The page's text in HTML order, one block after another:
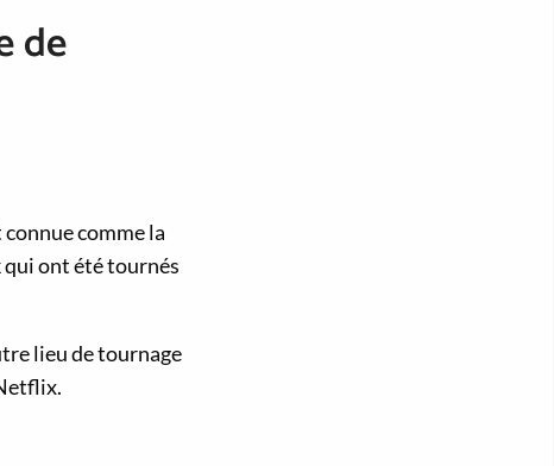
de
comme la
qui ont été tournés
lieu de tournage